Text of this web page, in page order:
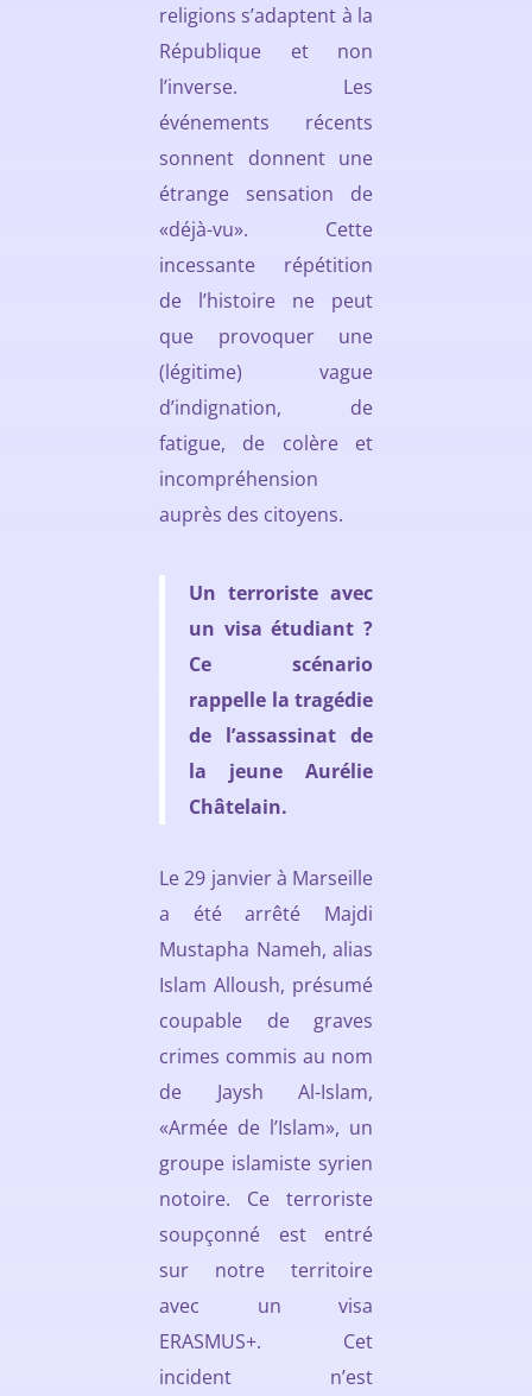
religions s’adaptent à la
République et non
l’inverse. Les
événements récents
sonnent donnent une
étrange sensation de
«déjà-vu». Cette
incessante répétition
de l’histoire ne peut
que provoquer une
(légitime) vague
d’indignation, de
fatigue, de colère et
incompréhension
auprès des citoyens.
Un terroriste avec
un visa étudiant ?
Ce scénario
rappelle la tragédie
de l’assassinat de
la jeune Aurélie
Châtelain.
Le 29 janvier à Marseille
a été arrêté Majdi
Mustapha Nameh, alias
Islam Alloush, présumé
coupable de graves
crimes commis au nom
de Jaysh Al-Islam,
«Armée de l’Islam», un
groupe islamiste syrien
notoire. Ce terroriste
soupçonné est entré
sur notre territoire
avec un visa
ERASMUS+. Cet
incident n’est